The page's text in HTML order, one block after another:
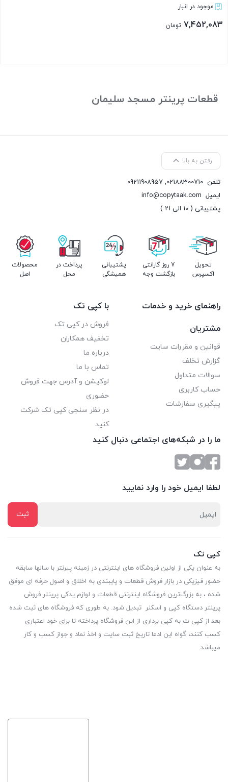
موجود در انبار
7,452,083 تومان
قطعات پرینتر مسجد سلیمان
رفتن به بالا
تلفن 02188300710
,
09211908957
ایمیل info@copytaak.com
پشتیبانی ( 10 الی 21 )
تحویل
اکسپرس
7 روز گارانتی
بازگشت وجه
پشتیبانی
همیشگی
پرداخت در
محل
محصولات
اصل
راهنمای خرید و خدمات
مشتریان
قوانین و مقررات سایت
گزارش تخلف
سوالات متداول
حساب کاربری
پیگیری سفارشات
با کپی تک
فروش در کپی تک
تخفیف همکاران
درباره ما
تماس با ما
لوکیشن و آدرس جهت فروش
حضوری
در نظر سنجی کپی تک شرکت
کنید
ما را در شبکه‌های اجتماعی دنبال کنید
لطفا ایمیل خود را وارد نمایید
کپی تک
به عنوان یکی از اولین فروشگاه های اینترنتی در زمینه پیرنتر با سالها سابقه
حضور فیزیکی در بازار فروش قطعات و پایبندی به اخلاق و اصول حرفه ای موفق
شده ، به بزرگ‌ترین فروشگاه اینترنتی قطعات و لوازم یدکی پرینتر فروش
پرینتر دستگاه کپی و اسکنر تبدیل شود. به طوری که فروشگاه های ثبت شده
بعد از کپی ت به کپی برداری از این فروشگاه پرداخته تا برای خود اعتباری
کسب کنند، گواه این ادعا تاریخ ثبت سایت و اخذ نماد و جواز کسب و کار
میباشد.